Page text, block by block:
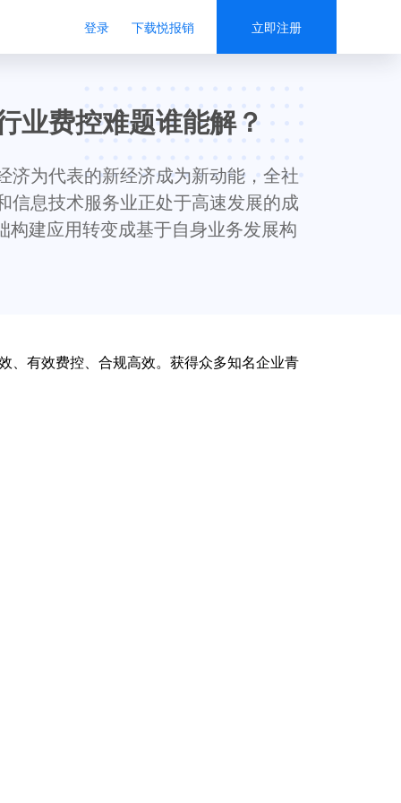
登录 下载悦报销 立即注册
业费控难题谁能解？
济为代表的新经济成为新动能，全社
信息技术服务业正处于高速发展的成
建应用转变成基于自身业务发展构
、有效费控、合规高效。获得众多知名企业青